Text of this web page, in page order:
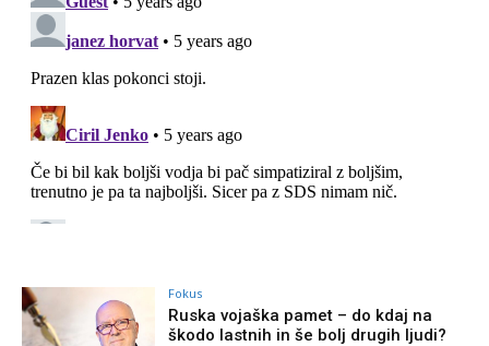
Fokus
Ruska vojaška pamet – do kdaj na
škodo lastnih in še bolj drugih ljudi?